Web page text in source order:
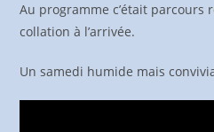
Au programme c’était parcours
collation à l’arrivée.
Un samedi humide mais